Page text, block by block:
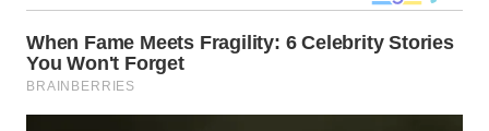
WN
WN
DAIRI